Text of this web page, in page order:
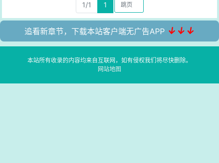
1/1 1
追看新章节，下载本站客户端无广告APP ↓↓↓
本站所有收录的内容均来自互联网，如有侵权我们将尽快删除。
网站地图